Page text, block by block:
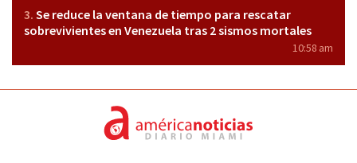
Se reduce la ventana de tiempo para rescatar
sobrevivientes en Venezuela tras 2 sismos mortales
10:58 am